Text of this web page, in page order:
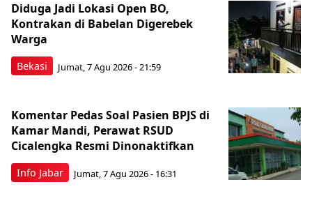
Bekasi
Diduga Jadi Lokasi Open BO,
Kontrakan di Babelan Digerebek
Warga
Jumat, 7 Agu 2026 - 21:59
Info Jabar
Komentar Pedas Soal Pasien BPJS di
Kamar Mandi, Perawat RSUD
Cicalengka Resmi Dinonaktifkan
Jumat, 7 Agu 2026 - 16:31